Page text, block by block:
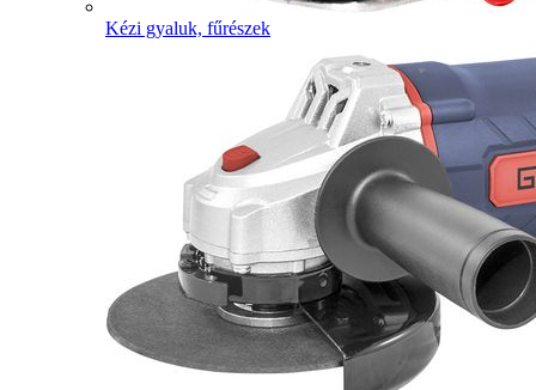
Kézi gyaluk, fűrészek